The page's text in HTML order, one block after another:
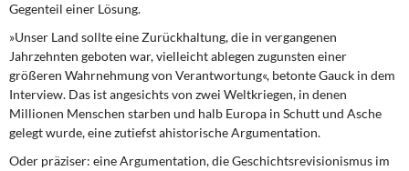
Gegenteil einer Lösung.
»Unser Land sollte eine Zurückhaltung,die in vergangenen
Jahrzehnten geboten war, vielleicht ablegen zugunsten einer
größeren Wahrnehmung von Verantwortung«, betonte Gauck in dem
Interview. Das ist angesichts von zwei Weltkriegen, in denen
Millionen Menschen starben und halb Europa in Schutt und Asche
gelegt wurde, eine zutiefst ahistorische Argumentation.
Oder präziser: eine Argumentation,die Geschichtsrevisionismus im